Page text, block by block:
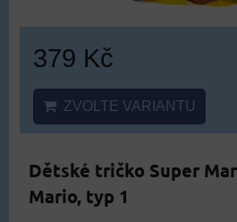
379 Kč
ZVOLTE VARIANTU
Dětské tričko Super
Mario, typ 1